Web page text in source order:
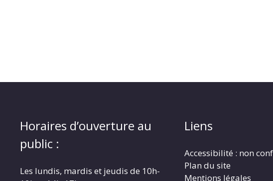
Horaires d’ouverture au
public :
Les lundis, mardis et jeudis de 10h-
Liens
Accessibilité : non
Plan du site
Mentions légales